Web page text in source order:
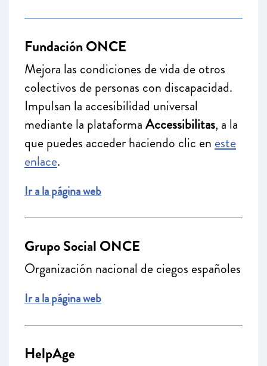
Fundación ONCE
Mejora las condiciones de vida de otros
colectivos de personas con discapacidad.
Impulsan la accesibilidad universal
mediante la plataformaAccessibilitas, a la
que puedes acceder haciendo clic en este
enlace.
Ir a la página web
Grupo Social ONCE
Organización nacional de ciegos españoles
Ir a la página web
HelpAge